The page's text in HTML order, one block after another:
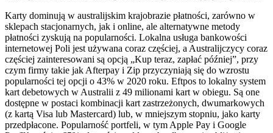
Karty dominują w australijskim krajobrazie płatności, zarówno w
sklepach stacjonarnych, jak i online, ale alternatywne metody
płatności zyskują na popularności. Lokalna usługa bankowości
internetowej Poli jest używana coraz częściej, a Australijczycy coraz
częściej zainteresowani są opcją „Kup teraz, zapłać później”, przy
czym firmy takie jak Afterpay i Zip przyczyniają się do wzrostu
popularności tej opcji o 43% w 2020 roku. Eftpos to lokalny system
kart debetowych w Australii z 49 milionami kart w obiegu. Są one
dostępne w postaci kombinacji kart zastrzeżonych, dwumarkowych
(z kartą Visa lub Mastercard) lub, w mniejszym stopniu, jako karty
przedpłacone. Popularność portfeli, w tym Apple Pay i Google